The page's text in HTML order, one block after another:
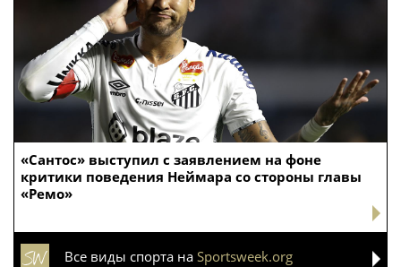
«Сантос» выступил с заявлением на фоне
критики поведения Неймара со стороны главы
«Ремо»
Все виды спорта на Sportsweek.org